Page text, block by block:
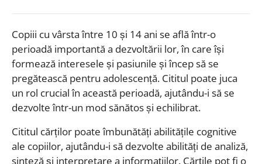
Copiii cu vârsta între 10 și 14 ani se află într-o
perioadă importantă a dezvoltării lor, în care își
formează interesele și pasiunile și încep să se
pregătească pentru adolescență. Cititul poate juca
un rol crucial în această perioadă, ajutându-i să se
dezvolte într-un mod sănătos și echilibrat.
Cititul cărților poate îmbunătăți abilitățile cognitive
ale copiilor, ajutându-i să dezvolte abilități de analiză,
sinteză și interpretare a informațiilor. Cărțile pot fi o